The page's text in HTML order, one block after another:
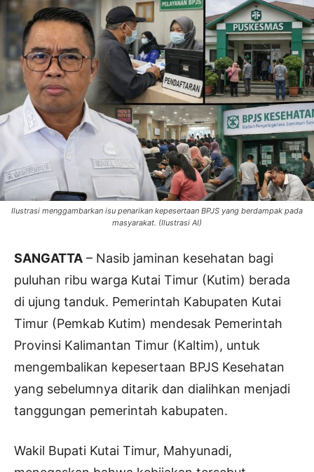
Ilustrasi menggambarkan isu penarikan kepesertaan BPJS yang berdampak pada
masyarakat. (Ilustrasi AI)
SANGATTA – Nasib jaminan kesehatan bagi
puluhan ribu warga Kutai Timur (Kutim) berada
di ujung tanduk. Pemerintah Kabupaten Kutai
Timur (Pemkab Kutim) mendesak Pemerintah
Provinsi Kalimantan Timur (Kaltim), untuk
mengembalikan kepesertaan BPJS Kesehatan
yang sebelumnya ditarik dan dialihkan menjadi
tanggungan pemerintah kabupaten.
Wakil Bupati Kutai Timur, Mahyunadi,